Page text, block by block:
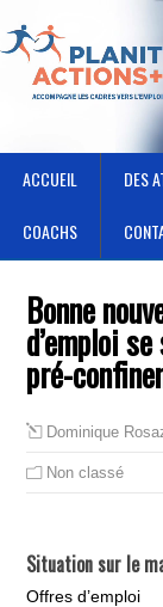
ACCUEIL DES
COACHS
Bonne
d’emploi
pré-
Dominique
Non classé
Situation sur le
Offres d’emploi